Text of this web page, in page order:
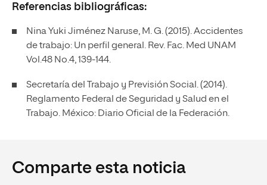
Referencias bibliográficas:
Nina Yuki Jiménez Naruse, M. G. (2015). Accidentes
de trabajo: Un perfil general. Rev. Fac. Med UNAM
Vol.48 No.4, 139-144.
Secretaría del Trabajo y Previsión Social. (2014).
Reglamento Federal de Seguridad y Salud en el
Trabajo. México: Diario Oficial de la Federación.
Comparte esta noticia